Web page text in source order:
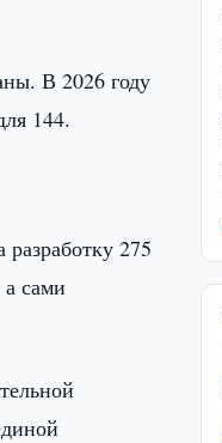
В 2026 году
144.
275
а сами